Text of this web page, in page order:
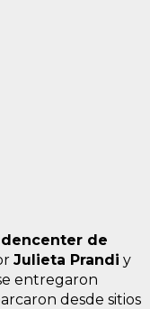
de
Julieta Prandi y
entregaron
desde sitios